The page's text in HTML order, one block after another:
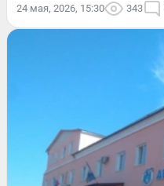
24 мая, 2026, 15:30 343